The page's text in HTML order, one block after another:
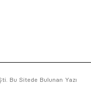
Bu Sitede Bulunan Yazı
Şti. Bu Sitede Bulunan
tasarlanmış ve